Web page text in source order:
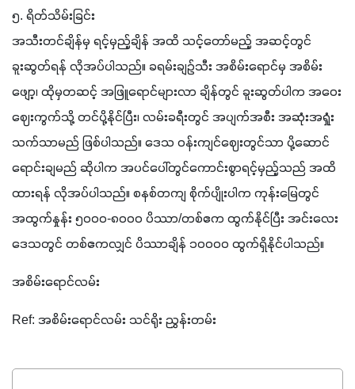
၅. ရိတ်သိမ်းခြင်း
အသီးတင်ချိန်မှ ရင့်မှည့်ချိန် အထိ သင့်တော်မည့် အဆင့်တွင်
ခူးဆွတ်ရန် လိုအပ်ပါသည်။ ခရမ်းချဉ်သီး အစိမ်းရောင်မှ အစိမ်း
ဖျော့၊ ထိုမှတဆင့် အဖြူရောင်များလာ ချိန်တွင် ခူးဆွတ်ပါက အဝေး
ဈေးကွက်သို့ တင်ပို့နိုင်ပြီး၊ လမ်းခရီးတွင် အပျက်အစီး အဆုံးအရှုံး
သက်သာမည် ဖြစ်ပါသည်။ ဒေသ ဝန်းကျင်ဈေးတွင်သာ ပို့ဆောင်
ရောင်းချမည် ဆိုပါက အပင်ပေါ်တွင်ကောင်းစွာရင့်မှည့်သည် အထိ
ထားရန် လိုအပ်ပါသည်။ စနစ်တကျ စိုက်ပျိုးပါက ကုန်းမြေတွင်
အထွက်နှုန်း ၅၀ဝဝ-၈၀ဝဝ ပိဿာ/တစ်ဧက ထွက်နိုင်ပြီး အင်းလေး
ဒေသတွင် တစ်ဧကလျှင် ပိဿာချိန် ၁၀ဝဝဝ ထွက်ရှိနိုင်ပါသည်။
အစိမ်းရောင်လမ်း
Ref: အစိမ်းရောင်လမ်း သင်ရိုး ညွှန်းတမ်း